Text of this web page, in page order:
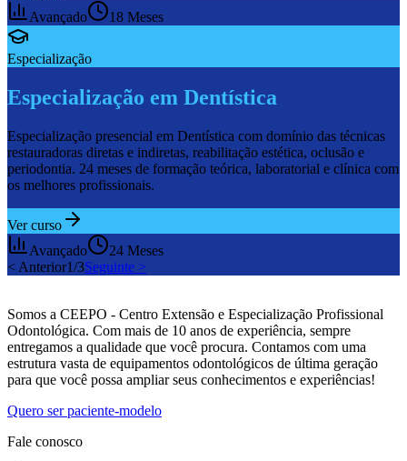
Avançado
18 Meses
Especialização
Especialização em Dentística
Especialização presencial em Dentística com domínio das técnicas
restauradoras diretas e indiretas, reabilitação estética, oclusão e
periodontia. 24 meses de formação teórica, laboratorial e clínica com
os melhores profissionais.
Ver curso
Avançado
24 Meses
< Anterior1/3Seguinte >
Somos a CEEPO - Centro Extensão e Especialização Profissional
Odontológica. Com mais de 10 anos de experiência, sempre
entregamos a qualidade que você procura. Contamos com uma
estrutura vasta de equipamentos odontológicos de última geração
para que você possa ampliar seus conhecimentos e experiências!
Quero ser paciente-modelo
Fale conosco